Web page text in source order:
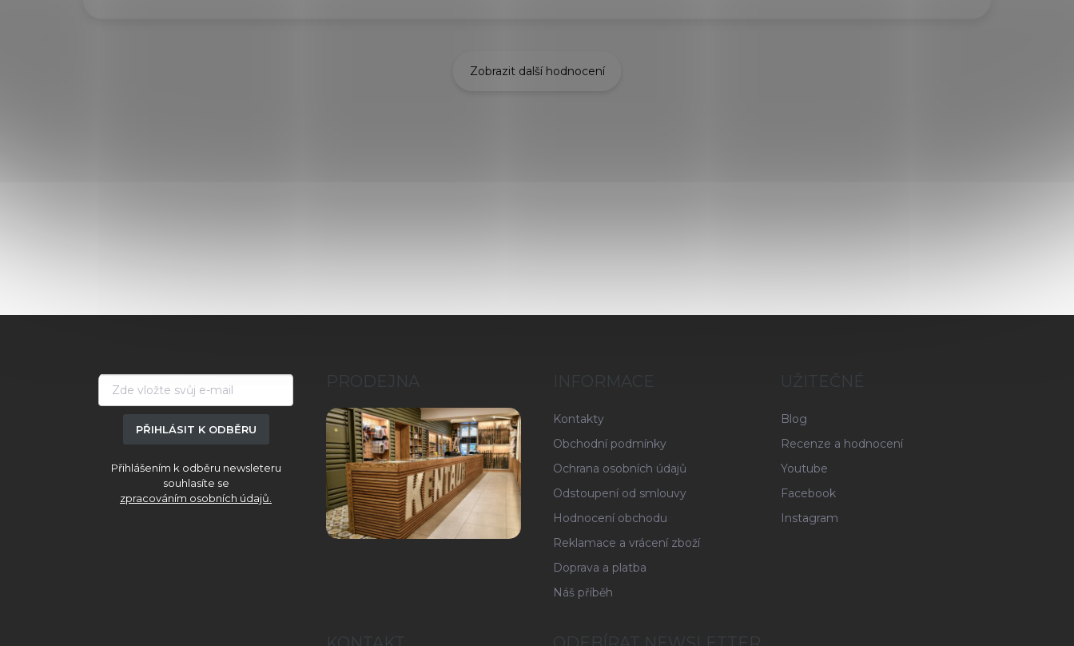
Zobrazit další hodnocení
PŘIHLÁSIT K ODBĚRU
Přihlášením k odběru newsleteru
souhlasíte se
zpracováním osobních údajů.
PRODEJNA INFORMACE
Kontakty
Obchodní podmínky
Ochrana osobních údajů
Odstoupení od smlouvy
Hodnocení obchodu
Reklamace a vrácení zboží
Doprava a platba
Náš příběh
UŽITEČNÉ
Blog
Recenze a hodnocení
Youtube
Facebook
Instagram